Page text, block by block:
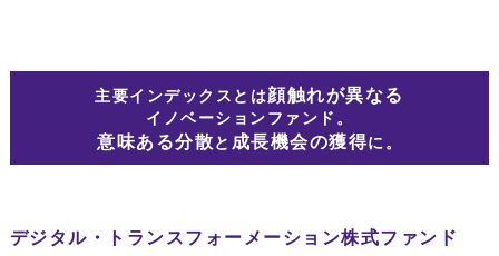
主要インデックスとは顔触れが異なる
イノベーションファンド。
意味ある分散と 成長機会の獲得に。
デジタル・ トランスフォーメーション株式ファンド